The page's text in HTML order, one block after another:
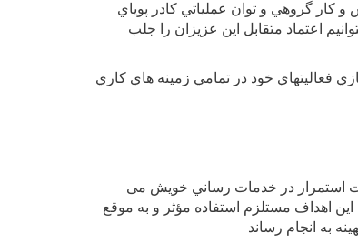
کار گروهي و توان عملياتي کادر پوياي
اعتماد متقابل اين عزيزان را جلب
فعاليتهاي خود در تمامي زمينه هاي کاري
استمرار در خدمات رساني خويش می
اهداف مستلزم استفاده مؤثر و به موقع
به انجام رساند